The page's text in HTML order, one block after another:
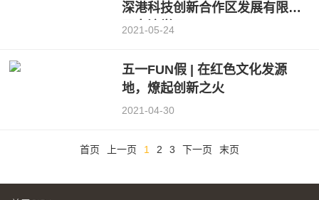
深港科技创新合作区发展有限公
司交流学习
2021-05-24
五一FUN假 | 在红色文化发源
地，燎起创新之火
2021-04-30
首页 上一页 1 2 3 下一页 末页